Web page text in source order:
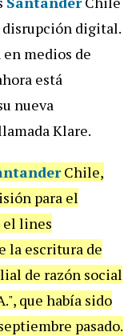
disrupción digital.
medios de
está
nueva
Klare.
Chile,
para el
el lines
la escritura de
de razón social
que había sido
pasado.